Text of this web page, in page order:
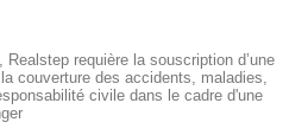
Realstep requière la souscription d’une
couverture des accidents, maladies,
civile dans le cadre d'une